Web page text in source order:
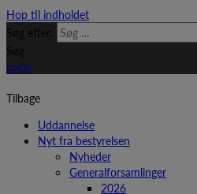
Hop til indholdet
Søg efter:
Søg
Login
Tilbage
Uddannelse
Nyt fra bestyrelsen
Nyheder
Generalforsamlinger
2026